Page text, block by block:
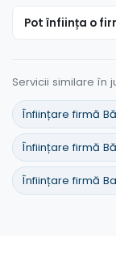
Pot înființa o
Servicii similare în
Înființare firmă
Înființare firmă
Înființare firmă